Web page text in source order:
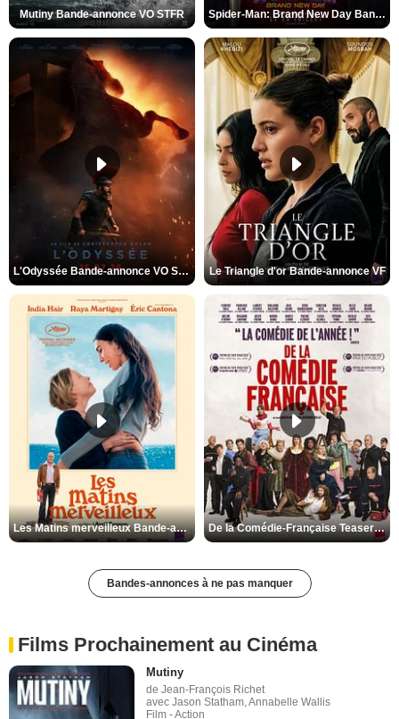
Mutiny Bande-annonce VO STFR Spider-Man: Brand New Day Bande-annonce VO STFR
L'Odyssée Bande-annonce VO STFR Le Triangle d'or Bande-annonce VF
Les Matins merveilleux Bande-annonce VF De la Comédie-Française Teaser VF
Bandes-annonces à ne pas manquer
Films Prochainement au Cinéma
Mutiny
de Jean-François Richet
avec Jason Statham, Annabelle Wallis
Film - Action